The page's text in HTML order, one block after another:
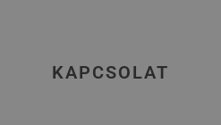
KAPCSOLAT